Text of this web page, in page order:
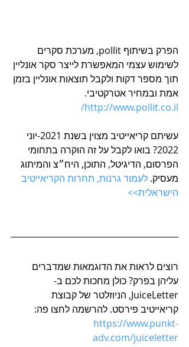
הפרק בשיתוף pollit, מערכת סקרים
לשימוש עצמי המאפשרת לייצר סקר אונליין
תוך מספר דקות ולקבל תוצאות אונליין בזמן
אמת ובמחיר אטרקטיבי.
http://www.pollit.co.il/
עשיתם קריאייטיב מצוין בשנת 2021-יוני
2022? בואו לקבל על זה הוקרה בתחומי
הפרסום, הדיגיטל, התוכן, היח״צ והמיתוג
מעסיק. לעמוד גרנות, תחרות הקריאייטיב
הישראלית>>
רוצים לראות את הדוגמאות שמדברים
עליהן בפרק? כולן מחכות לכם ב-
JuiceLetter, הניוזלטר של קבוצת
קריאייטיב פירסט. להרשמה לחצו פה:
https://www.punkt-
adv.com/juiceletter